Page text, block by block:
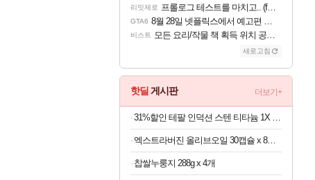
리밋제로 프롤로그 테스트를 마치고.. (feat. 리아)
GTA6 8월 28일 넷플릭스에서 예고편 공개 예정
비스트 모든 요리/작물 책 획득 위치 공략 (36개) - 미식가 도전과제
새로고침
핫딜 게시판 더보기+
31%할인 테팔 인덕션 스텐 티타늄 1X 디네토 프라이팬 28CM
엑스트라버진 올리브오일 30캡슐 x 8박스
찹쌀누룽지 288g x 4개